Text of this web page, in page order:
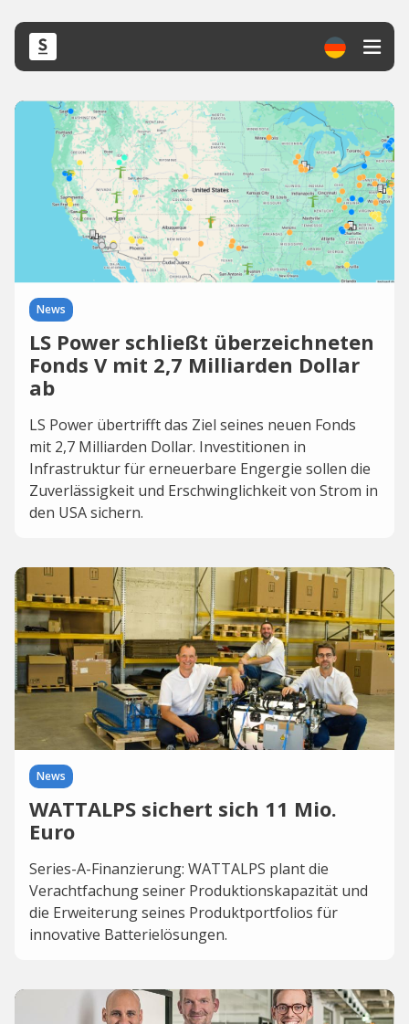
News
LS Power schließt überzeichneten
Fonds V mit 2,7 Milliarden Dollar
ab
LS Power übertrifft das Ziel seines neuen Fonds
mit 2,7 Milliarden Dollar. Investitionen in
Infrastruktur für erneuerbare Engergie sollen die
Zuverlässigkeit und Erschwinglichkeit von Strom in
den USA sichern.
News
WATTALPS sichert sich 11 Mio.
Euro
Series-A-Finanzierung: WATTALPS plant die
Verachtfachung seiner Produktionskapazität und
die Erweiterung seines Produktportfolios für
innovative Batterielösungen.